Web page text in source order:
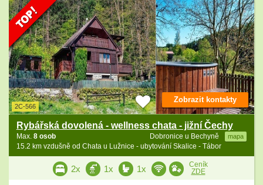
2C-566
Rybářská dovolená - wellness chata - jižní Čechy
Dobronice u Bechyně mapa
Max. 8 osob
15.2 km vzdušně od Chata u Lužnice - ubytování Skalice - Tábor
Zobrazit kontakty
2x 1x 1x
Ceník
ZDE